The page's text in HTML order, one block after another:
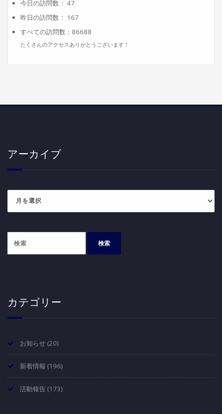
今日の訪問数： 47
昨日の訪問数： 167
すべての訪問数： 86688
たくさんのアクセスありがとうございます！
アーカイブ
カテゴリー
お知らせ (20)
新着情報 (196)
活動報告 (173)